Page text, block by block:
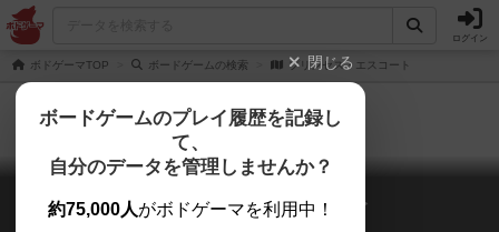
ログイン
ボドゲーマTOP ボードゲームの検索 プリンセス・エスコート
プリンセス・エスコート
Princess Escort
閉じる
ボードゲームのプレイ履歴を記録し
て、
自分のデータを管理しませんか？
約75,000人がボドゲーマを利用中！